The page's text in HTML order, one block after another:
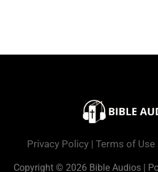
Privacy Policy| Terms of Use
Copyright © 2026 Bible Audios |